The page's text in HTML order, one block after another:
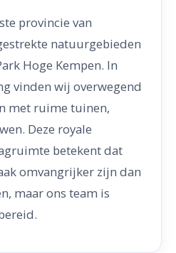
provincie van
natuurgebieden
Hoge Kempen. In
vinden wij overwegend
met ruime tuinen,
Deze royale
betekent dat
omvangrijker zijn dan
maar ons team is